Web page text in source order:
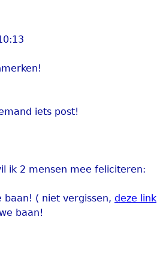
iets post!
ik 2 mensen mee feliciteren:
baan! ( niet vergissen, deze link
baan!